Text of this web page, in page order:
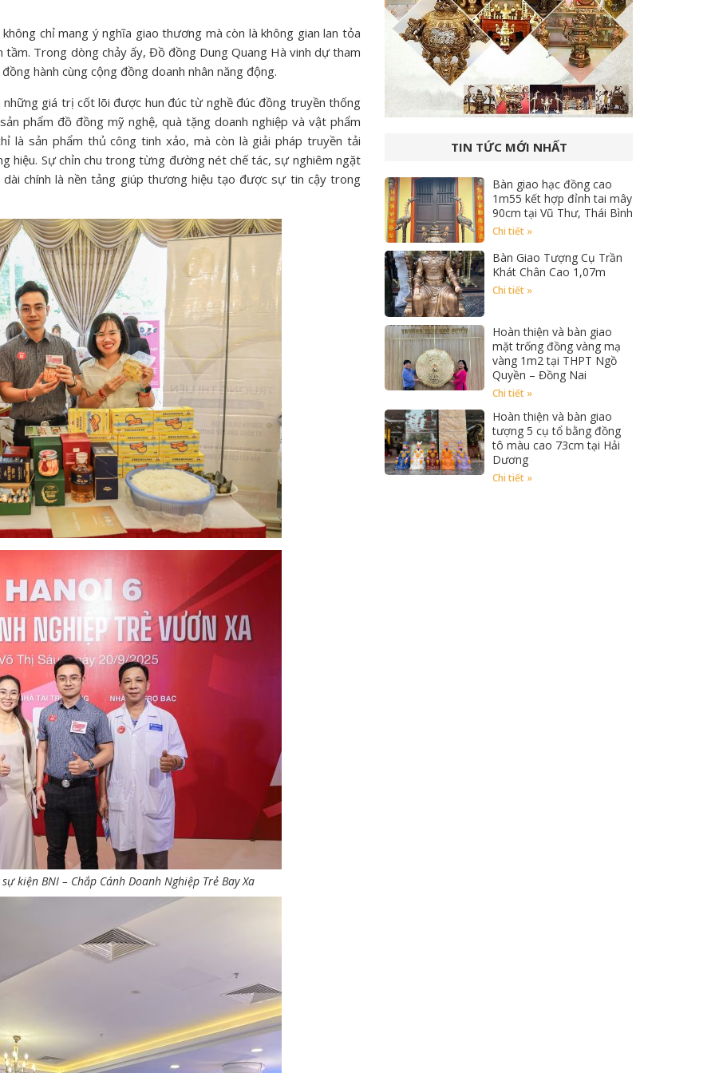
chỉ mang ý nghĩa giao thương mà còn là không gian lan tỏa
Trong dòng chảy ấy, Đồ đồng Dung Quang Hà vinh dự tham
hành cùng cộng đồng doanh nhân năng động.
giá trị cốt lõi được hun đúc từ nghề đúc đồng truyền thống
phẩm đồ đồng mỹ nghệ, quà tặng doanh nghiệp và vật phẩm
là sản phẩm thủ công tinh xảo, mà còn là giải pháp truyền tải
hiệu. Sự chỉn chu trong từng đường nét chế tác, sự nghiêm ngặt
chính là nền tảng giúp thương hiệu tạo được sự tin cậy trong
kiện BNI – Chắp Cánh Doanh Nghiệp Trẻ Bay Xa
TIN TỨC MỚI NHẤT
Bàn giao hạc đồng cao
1m55 kết hợp đỉnh tai mây
90cm tại Vũ Thư, Thái Bình
Chi tiết »
Bàn Giao Tượng Cụ Trần
Khát Chân Cao 1,07m
Chi tiết »
Hoàn thiện và bàn giao
mặt trống đồng vàng mạ
vàng 1m2 tại THPT Ngồ
Quyền – Đồng Nai
Chi tiết »
Hoàn thiện và bàn giao
tượng 5 cụ tổ bằng đồng
tô màu cao 73cm tại Hải
Dương
Chi tiết »